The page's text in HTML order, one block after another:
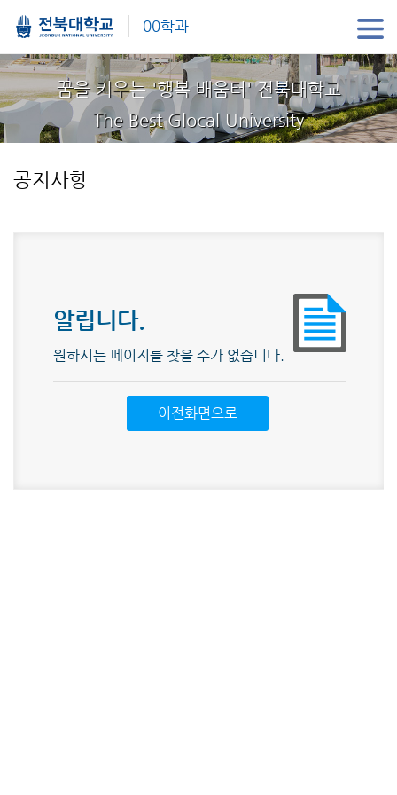
00학과
꿈을 키우는 '행복 배움터' 전북대학교
The Best Glocal University
공지사항
알립니다.
원하시는 페이지를 찾을 수가 없습니다.